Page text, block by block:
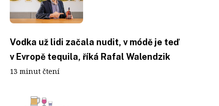
Vodka už lidi začala nudit, v módě je teď
v Evropě tequila, říká Rafal Walendzik
13 minut čtení